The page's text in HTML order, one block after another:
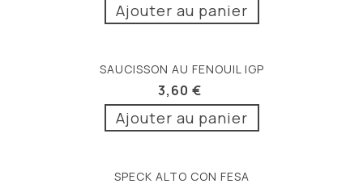
Ajouter au panier
SAUCISSON AU FENOUIL IGP
3,60 €
Ajouter au panier
SPECK ALTO CON FESA